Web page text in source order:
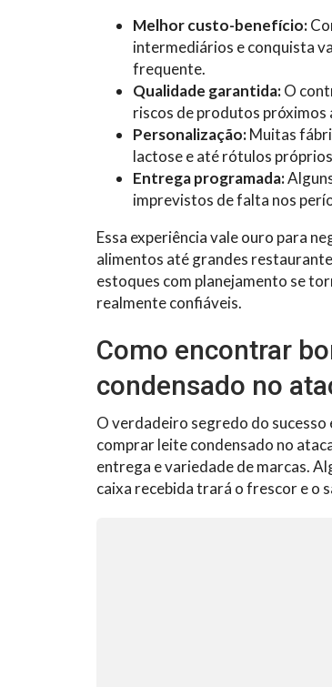
Melhor custo-benefício:
intermediários e conquista
frequente.
Qualidade garantida:O
riscos de produtos próximos
Personalização:Muitas
lactose e até rótulos
Entrega programada:
imprevistos de falta nos
Essa experiência vale ouro para
alimentos até grandes
estoques com planejamento se
realmente confiáveis.
Como encontrar
condensado no
O verdadeiro segredo do
comprar leite condensado no
entrega e variedade de marcas.
caixa recebida trará o frescor e o